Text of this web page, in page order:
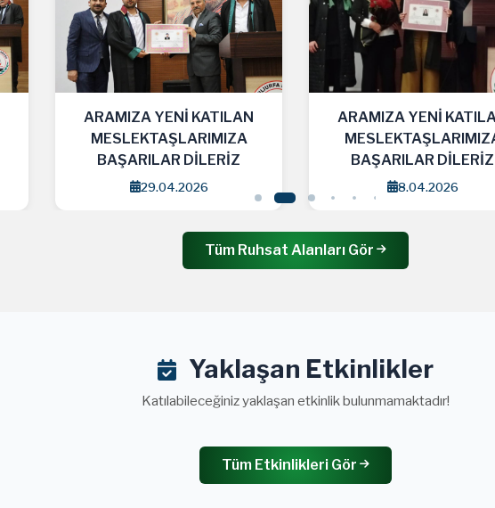
ARAMIZA YENİ KATILAN
MESLEKTAŞLARIMIZA
BAŞARILAR DİLERİZ
8.04.2026
ARAMIZA YENİ
BAŞARILAR DİLERİZ
1.04.2026
Tüm Ruhsat Alanları Gör
Yaklaşan Etkinlikler
Katılabileceğiniz yaklaşan etkinlik bulunmamaktadır!
Tüm Etkinlikleri Gör